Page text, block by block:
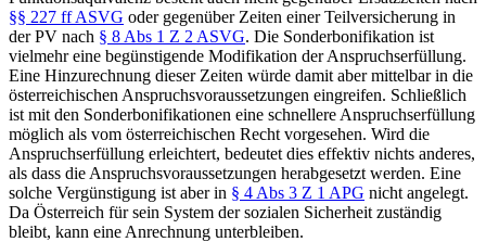
§§ 227 ff ASVG oder gegenüber Zeiten einer Teilversicherung in
der PV nach § 8 Abs 1 Z 2 ASVG. Die Sonderbonifikation ist
vielmehr eine begünstigende Modifikation der Anspruchserfüllung.
Eine Hinzurechnung dieser Zeiten würde damit aber mittelbar in die
österreichischen Anspruchsvoraussetzungen eingreifen. Schließlich
ist mit den Sonderbonifikationen eine schnellere Anspruchserfüllung
möglich als vom österreichischen Recht vorgesehen. Wird die
Anspruchserfüllung erleichtert, bedeutet dies effektiv nichts anderes,
als dass die Anspruchsvoraussetzungen herabgesetzt werden. Eine
solche Vergünstigung ist aber in § 4 Abs 3 Z 1 APG nicht angelegt.
Da Österreich für sein System der sozialen Sicherheit zuständig
bleibt, kann eine Anrechnung unterbleiben.